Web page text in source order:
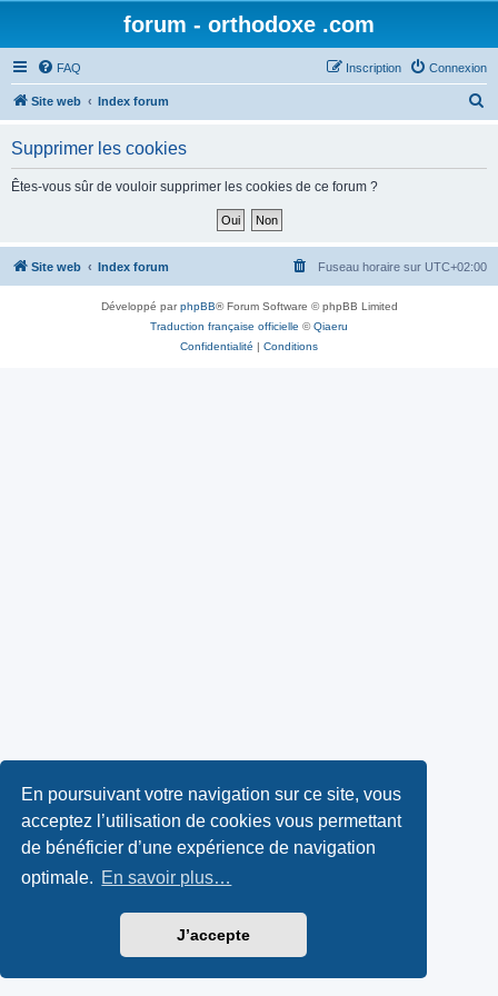
En poursuivant votre navigation sur ce site, vous
acceptez l’utilisation de cookies vous permettant
de bénéficier d’une expérience de navigation
optimale. En savoir plus…
J’accepte
forum - orthodoxe .com
FAQ Connexion
Inscription
Site web Index forum
h
Supprimer les cookies
Êtes-vous sûr de vouloir supprimer les cookies de ce forum ?
Site web Index forum Fuseau horaire sur UTC+02:00
Développé parphpBB® Forum Software © phpBB Limited
Traduction française officielle ©Qiaeru
Confidentialité | Conditions